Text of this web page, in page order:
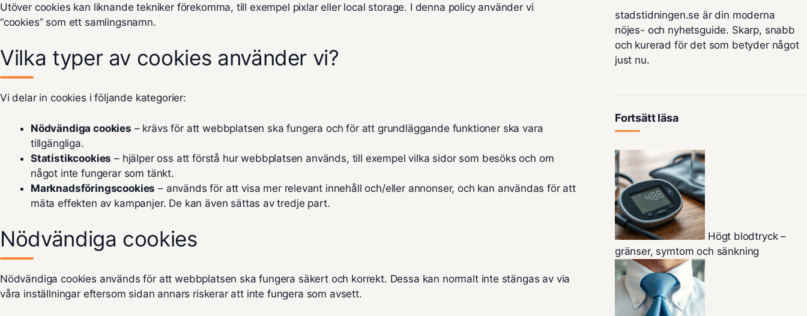
Utöver cookies kan liknande tekniker förekomma, till exempel pixlar eller local storage. I denna policy använder vi
“cookies” som ett samlingsnamn.
Vilka typer av cookies använder vi?
Vi delar in cookies i följande kategorier:
Nödvändiga cookies – krävs för att webbplatsen ska fungera och för att grundläggande funktioner ska vara
tillgängliga.
Statistikcookies – hjälper oss att förstå hur webbplatsen används, till exempel vilka sidor som besöks och om
något inte fungerar som tänkt.
Marknadsföringscookies – används för att visa mer relevant innehåll och/eller annonser, och kan användas för att
mäta effekten av kampanjer. De kan även sättas av tredje part.
Nödvändiga cookies
Nödvändiga cookies används för att webbplatsen ska fungera säkert och korrekt. Dessa kan normalt inte stängas av via
våra inställningar eftersom sidan annars riskerar att inte fungera som avsett.
stadstidningen.se är din moderna
nöjes- och nyhetsguide. Skarp, snabb
och kurerad för det som betyder något
just nu.
Fortsätt läsa
Högt blodtryck –
gränser, symtom och sänkning